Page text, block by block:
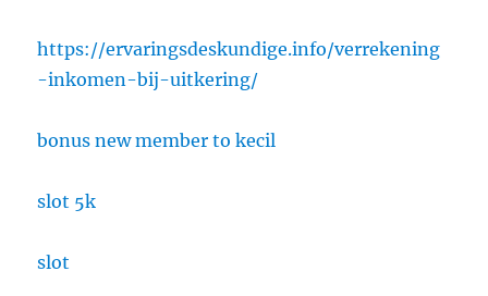
https://ervaringsdeskundige.info/verrekening
-inkomen-bij-uitkering/
bonus new member to kecil
slot 5k
slot